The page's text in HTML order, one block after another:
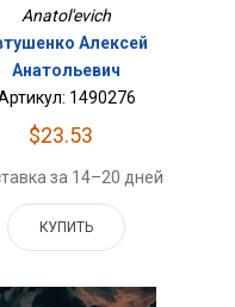
Anatol'evich
Алексей
Анатольевич
1490276
$23.53
за 14–20 дней
КУПИТЬ